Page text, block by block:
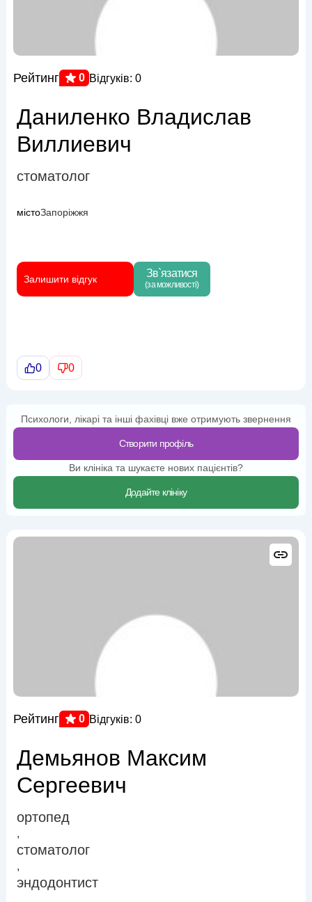
Рейтинг 0 Відгуків: 0
Даниленко Владислав
Виллиевич
стоматолог
містоЗапоріжжя
Залишити відгук Зв`язатися
(за можливості)
0 0
Психологи, лікарі та інші фахівці вже отримують звернення
Створити профіль
Ви клініка та шукаєте нових пацієнтів?
Додайте клініку
Рейтинг 0 Відгуків: 0
Демьянов Максим
Сергеевич
ортопед
,
стоматолог
,
эндодонтист